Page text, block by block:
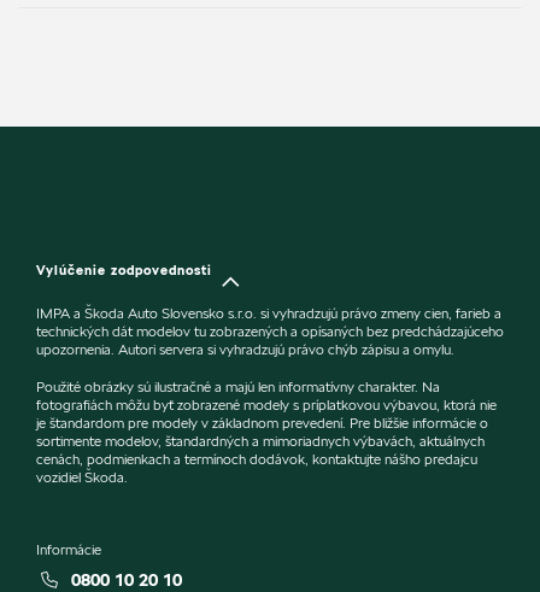
Vylúčenie zodpovednosti
IMPA a Škoda Auto Slovensko s.r.o. si vyhradzujú právo zmeny cien, farieb a
technických dát modelov tu zobrazených a opísaných bez predchádzajúceho
upozornenia. Autori servera si vyhradzujú právo chýb zápisu a omylu.
Použité obrázky sú ilustračné a majú len informatívny charakter. Na
fotografiách môžu byť zobrazené modely s príplatkovou výbavou, ktorá nie
je štandardom pre modely v základnom prevedení. Pre bližšie informácie o
sortimente modelov, štandardných a mimoriadnych výbavách, aktuálnych
cenách, podmienkach a termínoch dodávok, kontaktujte nášho predajcu
vozidiel Škoda.
Informácie
0800 10 20 10